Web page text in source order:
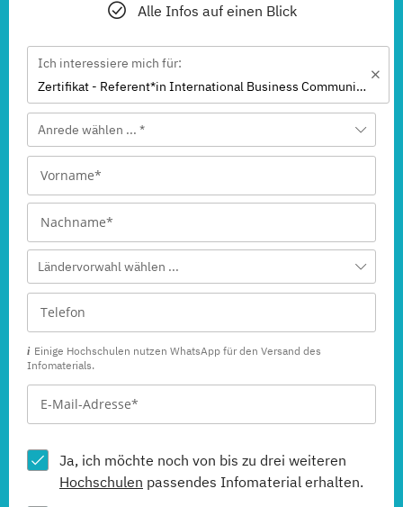
Alle Infos auf einen Blick
Ich interessiere mich für:
Zertifikat - Referent*in International Business Communication English/French
Anrede wählen ... *
Ländervorwahl wählen ...
Einige Hochschulen nutzen WhatsApp für den Versand des
Infomaterials.
Ja, ich möchte noch von bis zu drei weiteren
Hochschulen passendes Infomaterial erhalten.